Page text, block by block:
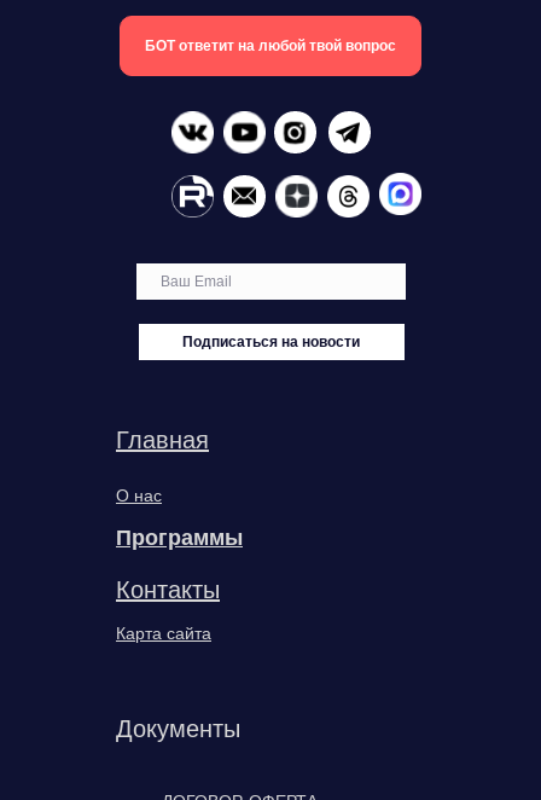
Подписаться на новости
Главная
О нас
Программы
Контакты
Карта сайта
Документы
БОТ ответит на любой твой вопрос